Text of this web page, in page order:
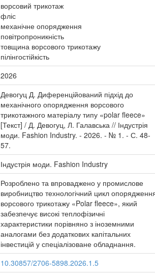
ворсовий трикотаж
фліс
механічне опорядження
повітропроникність
товщина ворсового трикотажу
пілінгостійкість
2026
Девогуц Д. Диференційований підхід до
механічного опорядження ворсового
трикотажного матеріалу типу «polar fleece»
[Текст] / Д. Девогуц, Л. Галавська // Індустрія
моди. Fashion Industry. - 2026. - № 1. - С. 48-
57.
Індустрія моди. Fashion Industry
Розроблено та впроваджено у промислове
виробництво технологічний цикл
ворсового трикотажу «Polar fleece», який
забезпечує високі теплофізичні
характеристики порівняно з іноземними
аналогами без додаткових капітальних
інвестицій у спеціалізоване обладнання.
10.30857/2706-5898.2026.1.5